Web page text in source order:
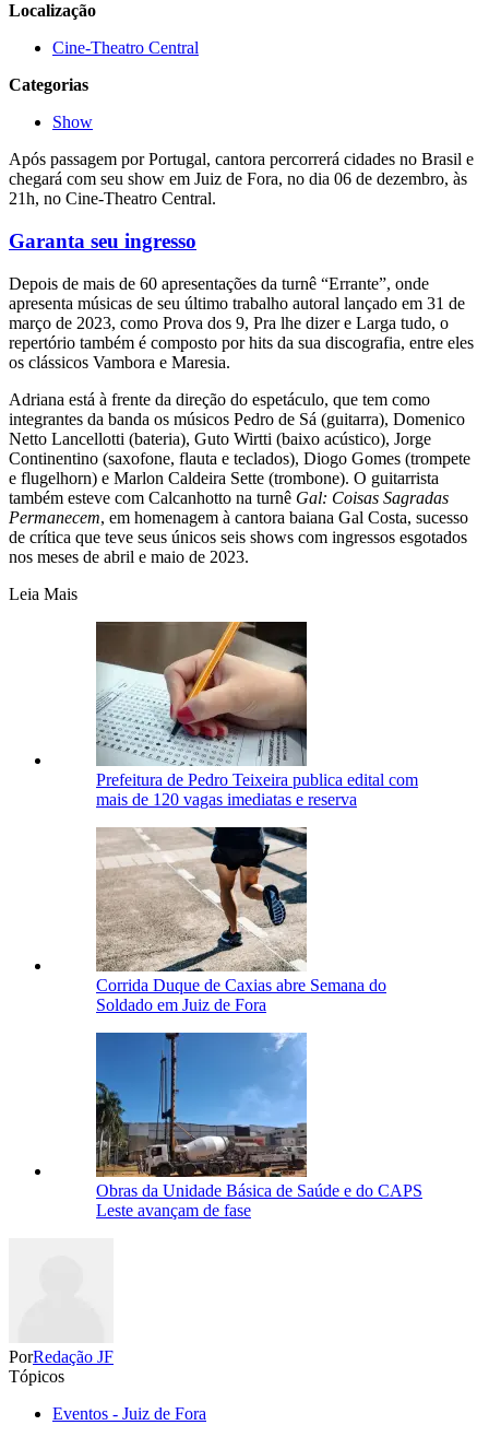
Localização
Cine-Theatro Central
Categorias
Show
Após passagem por Portugal, cantora percorrerá cidades no Brasil e
chegará com seu show em Juiz de Fora, no dia 06 de dezembro, às
21h, no Cine-Theatro Central.
Garanta seu ingresso
Depois de mais de 60 apresentações da turnê “Errante”, onde
apresenta músicas de seu último trabalho autoral lançado em 31 de
março de 2023, como Prova dos 9, Pra lhe dizer e Larga tudo, o
repertório também é composto por hits da sua discografia, entre eles
os clássicos Vambora e Maresia.
Adriana está à frente da direção do espetáculo, que tem como
integrantes da banda os músicos Pedro de Sá (guitarra), Domenico
Netto Lancellotti (bateria), Guto Wirtti (baixo acústico), Jorge
Continentino (saxofone, flauta e teclados), Diogo Gomes (trompete
e flugelhorn) e Marlon Caldeira Sette (trombone). O guitarrista
também esteve com Calcanhotto na turnê Gal: Coisas Sagradas
Permanecem, em homenagem à cantora baiana Gal Costa, sucesso
de crítica que teve seus únicos seis shows com ingressos esgotados
nos meses de abril e maio de 2023.
Leia Mais
Prefeitura de Pedro Teixeira publica edital com
mais de 120 vagas imediatas e reserva
Corrida Duque de Caxias abre Semana do
Soldado em Juiz de Fora
Obras da Unidade Básica de Saúde e do CAPS
Leste avançam de fase
PorRedação JF
Tópicos
Eventos - Juiz de Fora